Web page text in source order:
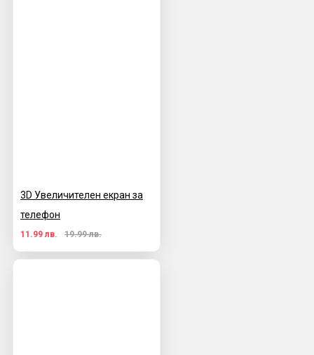
3D Увеличителен екран за
телефон
11.99 лв. 19.99 лв.